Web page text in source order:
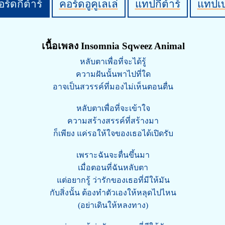
ร์ดกีต้าร์ คอร์ดอูคูเลเล่ แทปกีต้าร์ แทปเ
เนื้อเพลง Insomnia Sqweez Animal
หลับตาเพื่อที่จะได้รู้
ความฝันนั้นพาไปที่ใด
อาจเป็นสวรรค์ที่มองไม่เห็นตอนตื่น
หลับตาเพื่อที่จะเข้าใจ
ความสร้างสรรค์ที่สร้างมา
ก็เพียง แค่รอให้ใจของเธอได้เปิดรับ
เพราะฉันจะตื่นขึ้นมา
เมื่อตอนที่ฉันหลับตา
แต่อยากรู้ ว่ารักของเธอที่มีให้มัน
กับสิ่งนั้น ต้องทำตัวเองให้หลุดไปไหน
(อย่าเดินให้หลงทาง)